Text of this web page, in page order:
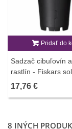
Pridať do
Sadzač cibuľovín
rastlín - Fiskars
pestovateľských
17,76 €
8 INÝCH